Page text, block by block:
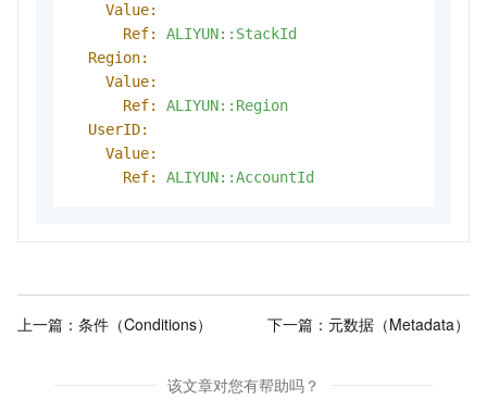
Value:
Ref:
ALIYUN::StackId
Region:
Value:
Ref:
ALIYUN::Region
UserID:
Value:
Ref:
ALIYUN::AccountId
上一篇： 条件（Conditions） 下一篇： 元数据（Metadata）
该文章对您有帮助吗？